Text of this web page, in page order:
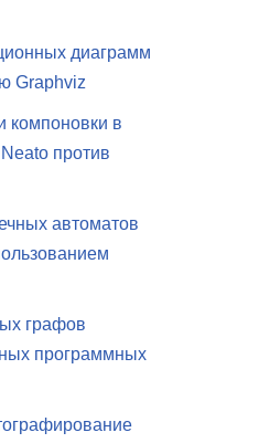
диаграмм
Graphviz
компоновки в
против
автоматов
графов
программных